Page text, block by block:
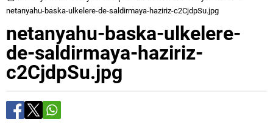
netanyahu-baska-ulkelere-de-saldirmaya-haziriz-c2CjdpSu.jpg
netanyahu-baska-ulkelere-
de-saldirmaya-haziriz-
c2CjdpSu.jpg